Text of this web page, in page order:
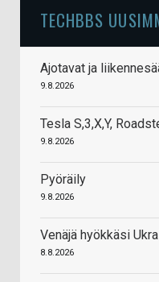
TECHBBS
Ajotavat ja
9.8.2026
Tesla S,3,X,Y,
9.8.2026
Pyöräily
9.8.2026
Venäjä hyökkäsi
8.8.2026